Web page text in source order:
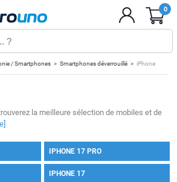
0
/ Smartphones Smartphones déverrouillé iPhone
la meilleure sélection de mobiles et de
IPHONE 17 PRO
IPHONE 17